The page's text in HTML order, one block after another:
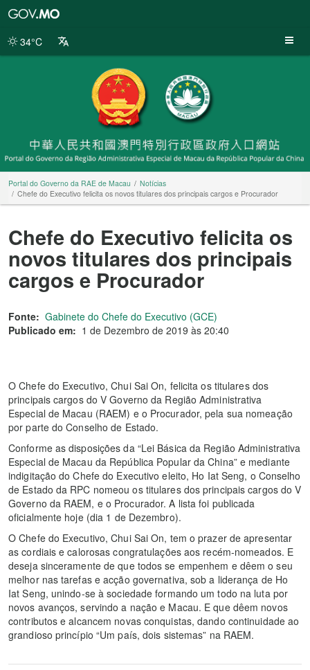
da
34°C
Portal do Governo da RAE de Macau
Notícias
Chefe do Executivo felicita os novos titulares dos principais cargos e Procurador
Chefe do Executivo felicita os
novos titulares dos principais
cargos e Procurador
Fonte: Gabinete do Chefe do Executivo (GCE)
Publicado em: 1 de Dezembro de 2019 às 20:40
O Chefe do Executivo, Chui Sai On, felicita os titulares dos
principais cargos do V Governo da Região Administrativa
Especial de Macau (RAEM) e o Procurador, pela sua nomeação
por parte do Conselho de Estado. ​
Conforme as disposições da “Lei Básica da Região Administrativa
Especial de Macau da República Popular da China” e mediante
indigitação do Chefe do Executivo eleito, Ho Iat Seng, o Conselho
de Estado da RPC nomeou os titulares dos principais cargos do V
Governo da RAEM, e o Procurador. A lista foi publicada
oficialmente hoje (dia 1 de Dezembro). ​
O Chefe do Executivo, Chui Sai On, tem o prazer de apresentar
as cordiais e calorosas congratulações aos recém-nomeados. E
deseja sinceramente de que todos se empenhem e dêem o seu
melhor nas tarefas e acção governativa, sob a liderança de Ho
Iat Seng, unindo-se à sociedade formando um todo na luta por
novos avanços, servindo a nação e Macau. E que dêem novos
contributos e alcancem novas conquistas, dando continuidade ao
grandioso princípio “Um país, dois sistemas” na RAEM.